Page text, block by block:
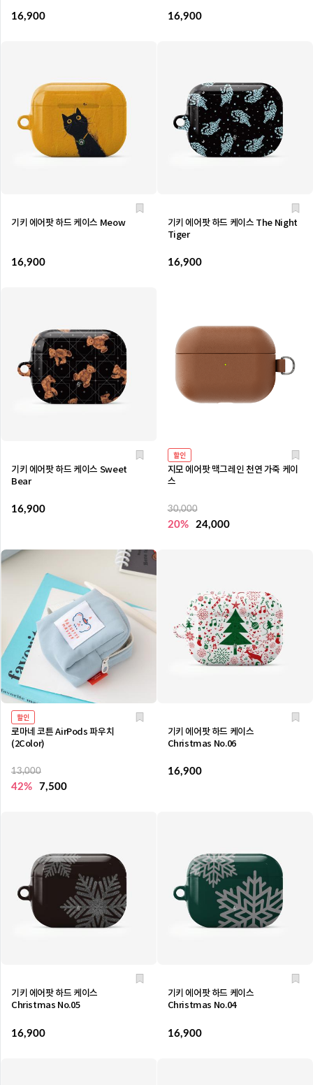
16,900 16,900
기키 에어팟 하드 케이스 Meow
16,900
기키 에어팟 하드 케이스 The Night
Tiger
16,900
기키 에어팟 하드 케이스 Sweet
Bear
16,900
할인
지모 에어팟 맥그레인 천연 가죽 케이
스
30,000
20% 24,000
할인
로마네 코튼 AirPods 파우치
(2Color)
13,000
42% 7,500
기키 에어팟 하드 케이스
Christmas No.06
16,900
기키 에어팟 하드 케이스
Christmas No.05
16,900
기키 에어팟 하드 케이스
Christmas No.04
16,900